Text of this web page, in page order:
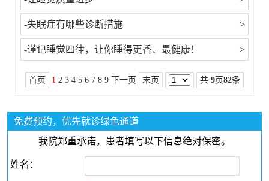
>
-失眠症有哪些诊断措施
>
-谨记睡觉四律，让你睡得更香、最健康！
首页 1 2 3 4 5 6 7 8 9 下一页 末页 共 9页82条
免费预约，优先就诊绿色通道
我院郑重承诺，患者填写以下信息绝对保密。
姓名：